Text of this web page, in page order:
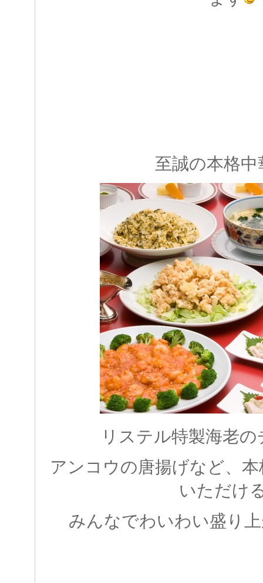
至誠の本格中
リステル特製海老
アンコウの唐揚げなど、
いただけ
みんなでわいわい盛り